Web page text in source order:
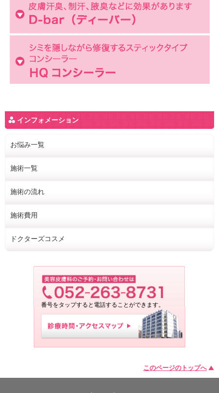
インフォメーション
お悩み一覧
施術一覧
施術の流れ
施術費用
ドクターズコスメ
番号をタップすると電話することができます。
このページのトップへ